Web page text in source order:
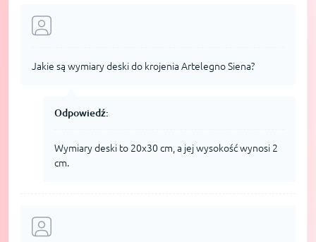
Jakie są wymiary deski do krojenia Artelegno Siena?
Odpowiedź:
Wymiary deski to 20x30 cm, a jej wysokość wynosi 2
cm.